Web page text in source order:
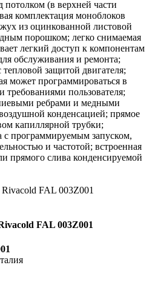
(в верхней части
комплектация моноблоков
из оцинкованной листовой
порошком; легко снимаемая
легкий доступ к компонентам
обслуживания и ремонта;
защитой двигателя;
может программироваться в
требованиями пользователя;
ребрами и медными
конденсацией; прямое
капиллярной трубки;
с программируемым запуском,
и частотой; встроенная
прямого слива конденсируемой
FAL 003Z001